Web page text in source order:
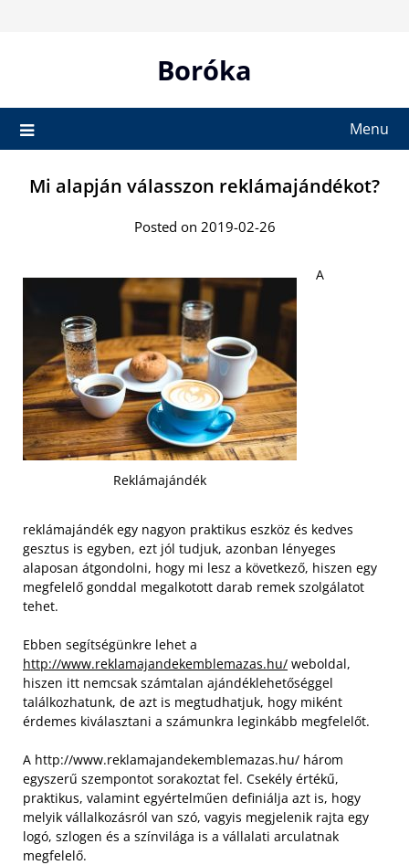
Boróka
Menu
Mi alapján válasszon reklámajándékot?
Posted on 2019-02-26
Reklámajándék
A
reklámajándék egy nagyon praktikus eszköz és kedves
gesztus is egyben, ezt jól tudjuk, azonban lényeges
alaposan átgondolni, hogy mi lesz a következő, hiszen egy
megfelelő gonddal megalkotott darab remek szolgálatot
tehet.
Ebben segítségünkre lehet a
http://www.reklamajandekemblemazas.hu/ weboldal,
hiszen itt nemcsak számtalan ajándéklehetőséggel
találkozhatunk, de azt is megtudhatjuk, hogy miként
érdemes kiválasztani a számunkra leginkább megfelelőt.
A http://www.reklamajandekemblemazas.hu/ három
egyszerű szempontot sorakoztat fel. Csekély értékű,
praktikus, valamint egyértelműen definiálja azt is, hogy
melyik vállalkozásról van szó, vagyis megjelenik rajta egy
logó, szlogen és a színvilága is a vállalati arculatnak
megfelelő.